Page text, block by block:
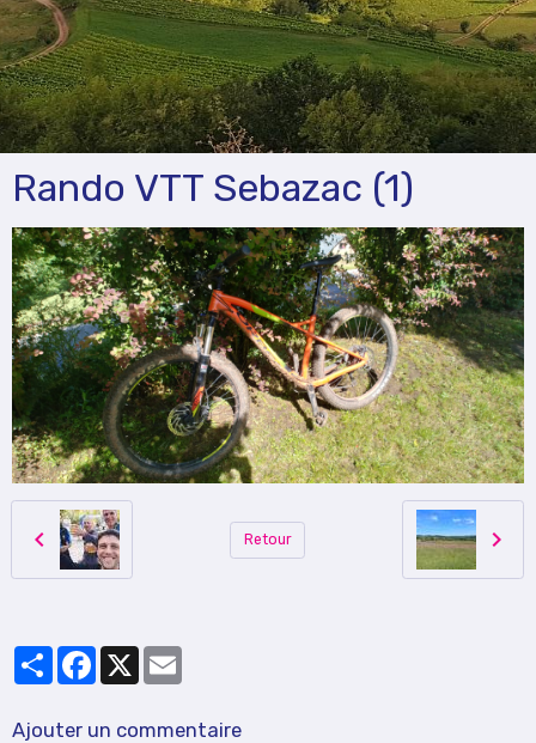
Rando VTT Sebazac (1)
Retour
PartagerFacebook
Ajouter un commentaire